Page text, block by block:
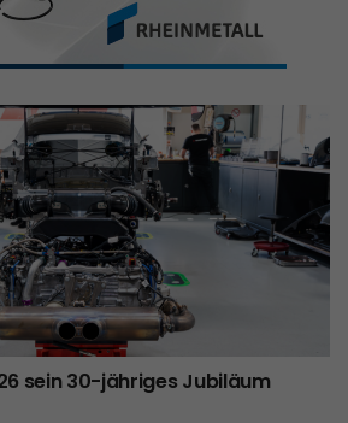
sein 30-jähriges Jubiläum